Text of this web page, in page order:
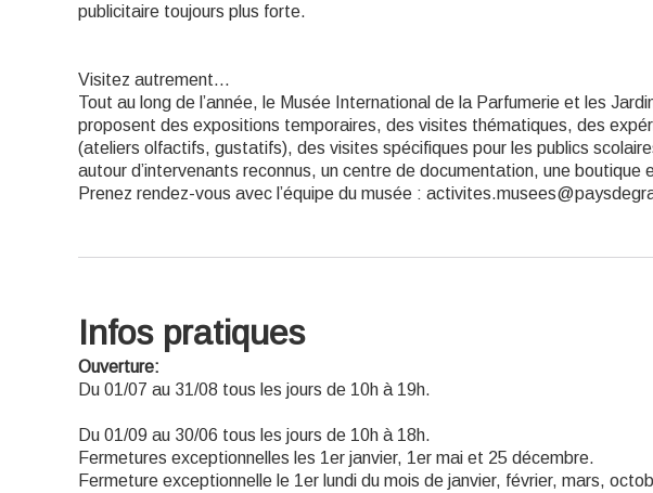
publicitaire toujours plus forte.
Visitez autrement...
Tout au long de l’année, le Musée International de la Parfumerie et les
proposent des expositions temporaires, des visites thématiques, des
(ateliers olfactifs, gustatifs), des visites spécifiques pour les publics
autour d’intervenants reconnus, un centre de documentation, une boutique
Prenez rendez-vous avec l’équipe du musée :
Infos pratiques
Ouverture:
Du 01/07 au 31/08 tous les jours de 10h à 19h.
Du 01/09 au 30/06 tous les jours de 10h à 18h.
Fermetures exceptionnelles les 1er janvier, 1er mai et 25 décembre.
Fermeture exceptionnelle le 1er lundi du mois de janvier, février, mars,